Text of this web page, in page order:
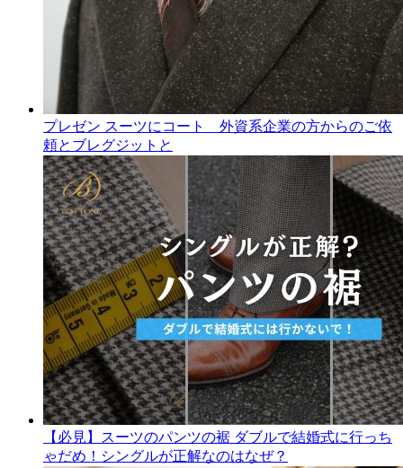
プレゼン スーツにコート 外資系企業の方からのご依
頼とブレグジットと
【必見】スーツのパンツの裾 ダブルで結婚式に行っち
ゃだめ！シングルが正解なのはなぜ？